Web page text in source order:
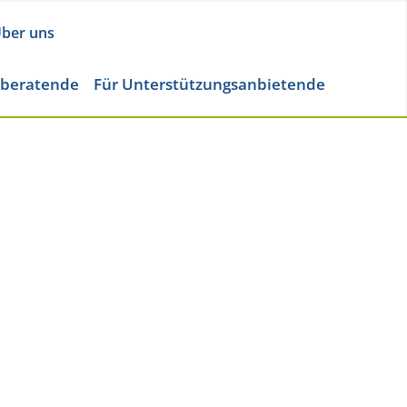
uns
Für Unterstützungsanbietende